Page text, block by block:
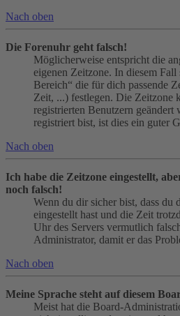
Nach oben
Die Forenuhr geht falsch!
Möglicherweise entspricht die
eigenen Zeitzone. In diesem
Bereich“ die für dich passende
Zeit, ...) festlegen. Die Zeitzone
registrierten Benutzern
registriert bist, ist dies ein guter
Nach oben
Ich habe die Zeitzone eingestellt,
noch falsch!
Wenn du dir sicher bist, dass du
eingestellt hast und die Zeit
Uhr des Servers vermutlich
Administrator, damit er das
Nach oben
Meine Sprache steht auf diesem
Meist hat die Board-